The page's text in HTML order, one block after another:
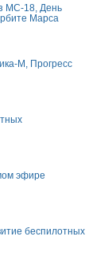
МС-18, День
Марса
М, Прогресс
эфире
беспилотных